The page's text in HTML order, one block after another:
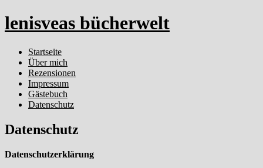
lenisveas bücherwelt
Startseite
Über mich
Rezensionen
Impressum
Gästebuch
Datenschutz
Datenschutz
Datenschutzerklärung